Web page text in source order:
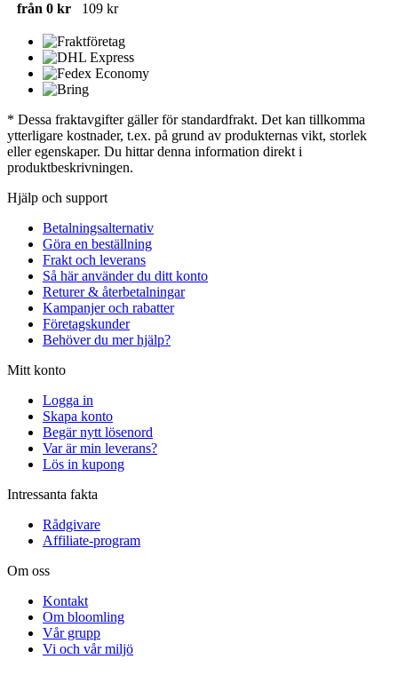
från 0 kr
109 kr
* Dessa fraktavgifter gäller för standardfrakt. Det kan tillkomma
ytterligare kostnader, t.ex. på grund av produkternas vikt, storlek
eller egenskaper. Du hittar denna information direkt i
produktbeskrivningen.
Hjälp och support
Betalningsalternativ
Göra en beställning
Frakt och leverans
Så här använder du ditt konto
Returer & återbetalningar
Kampanjer och rabatter
Företagskunder
Behöver du mer hjälp?
Mitt konto
Logga in
Skapa konto
Begär nytt lösenord
Var är min leverans?
Lös in kupong
Intressanta fakta
Rådgivare
Affiliate-program
Om oss
Kontakt
Om bloomling
Vår grupp
Vi och vår miljö